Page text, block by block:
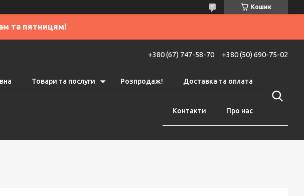
Кошик
та пятницям!
+380 (67) 747-58-70 +380 (50) 690-75-02
Товари та послуги Розпродаж! Доставка та оплата
Контакти Про нас